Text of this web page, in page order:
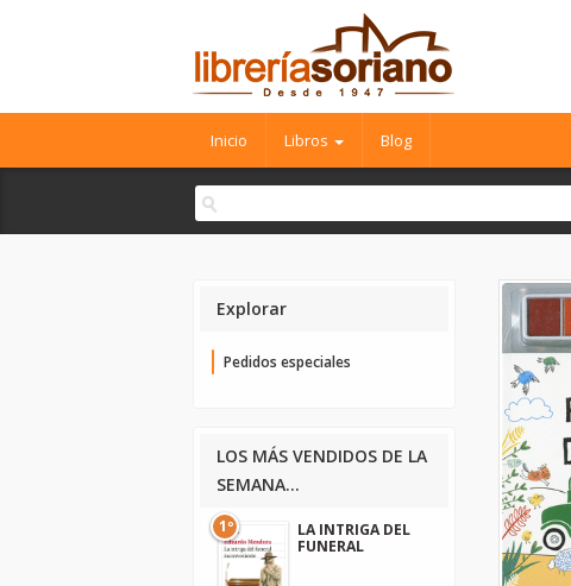
Inicio Libros Blog
Explorar
Pedidos especiales
LOS MÁS VENDIDOS DE LA
SEMANA...
1º
LA INTRIGA DEL
FUNERAL